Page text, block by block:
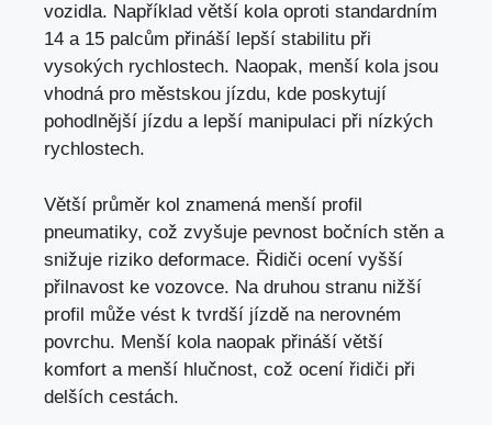
vozidla. Například větší kola oproti standardním
14 a 15 palcům přináší lepší stabilitu při
vysokých rychlostech. Naopak, menší kola jsou
vhodná pro městskou jízdu, kde poskytují
pohodlnější jízdu a lepší manipulaci při nízkých
rychlostech.
Větší průměr kol znamená menší profil
pneumatiky, což zvyšuje pevnost bočních stěn a
snižuje riziko deformace. Řidiči ocení vyšší
přilnavost ke vozovce. Na druhou stranu nižší
profil může vést k tvrdší jízdě na nerovném
povrchu. Menší kola naopak přináší větší
komfort a menší hlučnost, což ocení řidiči při
delších cestách.